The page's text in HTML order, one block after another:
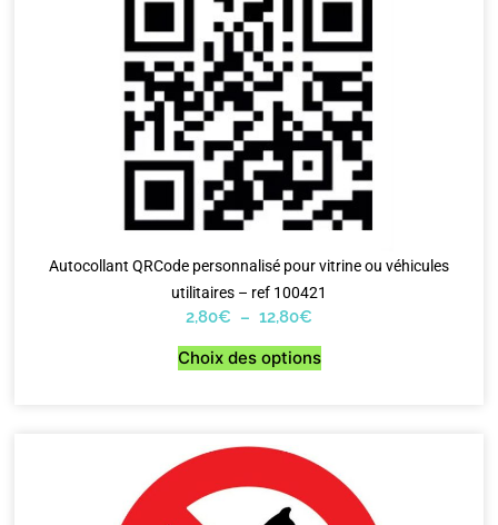
Autocollant QRCode personnalisé pour vitrine ou véhicules
utilitaires – ref 100421
2,80€ – 12,80€
Choix des options